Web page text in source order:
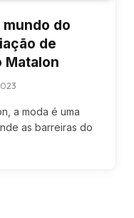
do
de
Matalon
a moda é uma
as barreiras do